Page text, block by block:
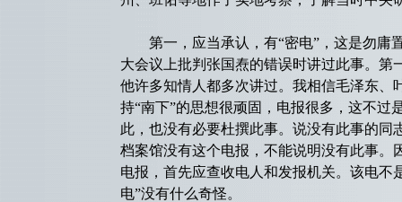
第一，应当承认，有“密电”，这是勿庸
大会议上批判张国焘的错误时讲过此事。第
他许多知情人都多次讲过。我相信毛泽东、
持“南下”的思想很顽固，电报很多，这不
此，也没有必要杜撰此事。说没有此事的
档案馆没有这个电报，不能说明没有此事。
电报，首先应查收电人和发报机关。该电不
电”没有什么奇怪。